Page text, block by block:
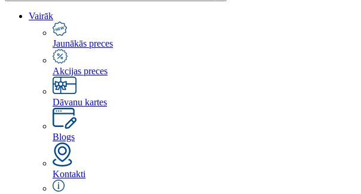
Vairāk
Jaunākās preces
Akcijas preces
Dāvanu kartes
Blogs
Kontakti